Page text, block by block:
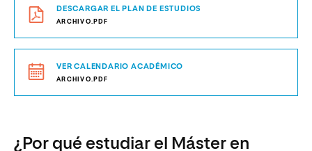
DESCARGAR EL PLAN DE ESTUDIOS
ARCHIVO.PDF
VER CALENDARIO ACADÉMICO
ARCHIVO.PDF
¿Por qué estudiar el Máster en